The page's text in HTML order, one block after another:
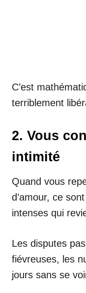
C’est
terriblement
2. Vous
intimité
Quand vous
d’amour, ce
intenses qui
Les disputes
fiévreuses, les
jours sans se